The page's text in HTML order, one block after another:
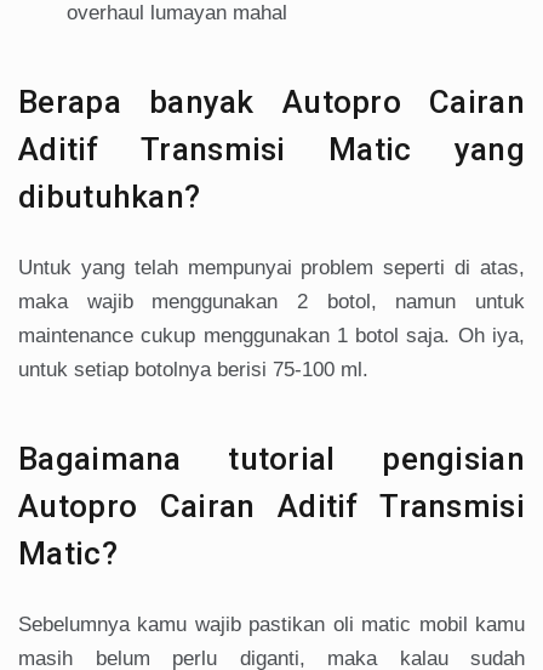
overhaul lumayan mahal
Berapa banyak Autopro Cairan
Aditif Transmisi Matic yang
dibutuhkan?
Untuk yang telah mempunyai problem seperti di atas,
maka wajib menggunakan 2 botol, namun untuk
maintenance cukup menggunakan 1 botol saja. Oh iya,
untuk setiap botolnya berisi 75-100 ml.
Bagaimana tutorial pengisian
Autopro Cairan Aditif Transmisi
Matic?
Sebelumnya kamu wajib pastikan oli matic mobil kamu
masih belum perlu diganti, maka kalau sudah